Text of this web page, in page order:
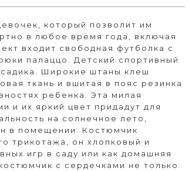
который позволит им
в любое время года, включая
входит свободная футболка с
палаццо. Детский спортивный
Широкие штаны клеш
ткань и вшитая в пояс резинка
ребенка. Эта милая
и их яркий цвет придадут для
на солнечное лето,
в помещении. Костюмчик
трикотажа, он хлопковый и
игр в саду или как домашняя
с сердечками не только